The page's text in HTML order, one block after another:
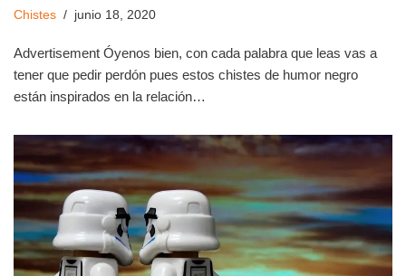
Chistes junio 18, 2020
Advertisement Óyenos bien, con cada palabra que leas vas a
tener que pedir perdón pues estos chistes de humor negro
están inspirados en la relación…